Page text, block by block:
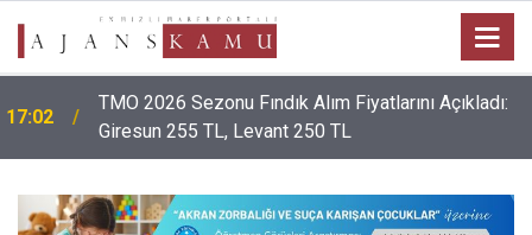
17:02
TMO 2026 Sezonu Fındık Alım Fiyatlarını Açıkladı:
Giresun 255 TL, Levant 250 TL